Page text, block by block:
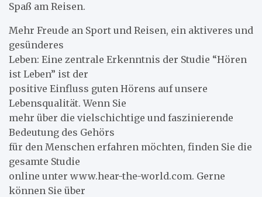
Spaß am Reisen.
Mehr Freude an Sport und Reisen, ein aktiveres und
gesünderes
Leben: Eine zentrale Erkenntnis der Studie “Hören
ist Leben” ist der
positive Einfluss guten Hörens auf unsere
Lebensqualität. Wenn Sie
mehr über die vielschichtige und faszinierende
Bedeutung des Gehörs
für den Menschen erfahren möchten, finden Sie die
gesamte Studie
online unter www.hear-the-world.com. Gerne
können Sie über